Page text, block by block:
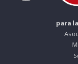
para la